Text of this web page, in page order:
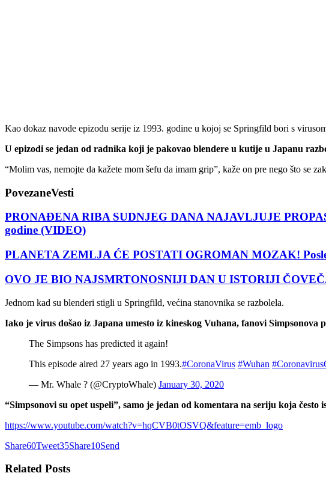
Kao dokaz navode epizodu serije iz 1993. godine u kojoj se Springfild bori s
U epizodi se jedan od radnika koji je pakovao blendere u kutije u Japanu
“Molim vas, nemojte da kažete mom šefu da imam grip”, kaže on pre nego što se
PovezaneVesti
PRONAĐENA RIBA SUDNJEG DANA NAJAVLJUJE
godine (VIDEO)
PLANETA ZEMLJA ĆE POSTATI OGROMAN MOZAK!
OVO JE BIO NAJSMRTONOSNIJI DAN U ISTORIJI
Jednom kad su blenderi stigli u Springfild, većina stanovnika se razbolela.
Iako je virus došao iz Japana umesto iz kineskog Vuhana, fanovi
The Simpsons has predicted it again!
This episode aired 27 years ago in 1993.#CoronaVirus #Wuhan
— Mr. Whale ? (@CryptoWhale) January 30, 2020
“Simpsonovi su opet uspeli”, samo je jedan od komentara na seriju koja često
https://www.youtube.com/watch?v=hqCVB0tOSVQ&feature=emb_logo
Share60Tweet35Share10Send
Related Posts